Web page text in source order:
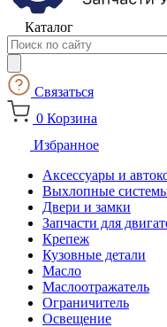
Каталог
Поиск
товаров
Связаться
0 Корзина
Избранное
Аксессуары и
Выхлопные
Двери и замки
Запчасти для
Крепеж
Кузовные детали
Масло
Маслоотражатель
Ограничитель
Освещение